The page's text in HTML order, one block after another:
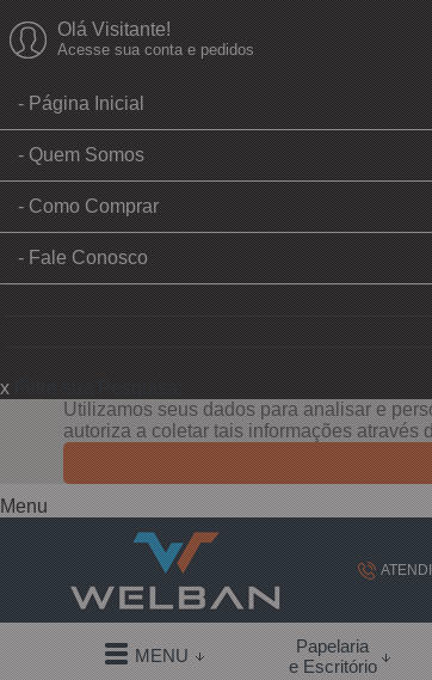
Olá Visitante!
Acesse sua conta e pedidos
Página Inicial
Quem Somos
Como Comprar
Fale Conosco
x Filtre sua Pesquisa:
Utilizamos seus dados para analisar e
autoriza a coletar tais informações
Menu
MENU
Papelaria
e Escritório